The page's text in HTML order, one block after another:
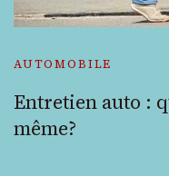
AUTOMOBILE
Entretien auto :
même?